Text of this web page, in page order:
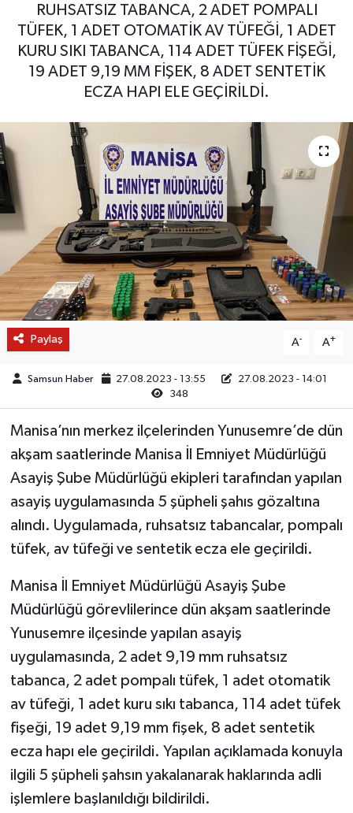
RUHSATSIZ TABANCA, 2 ADET POMPALI
TÜFEK, 1 ADET OTOMATİK AV TÜFEĞİ, 1 ADET
KURU SIKI TABANCA, 114 ADET TÜFEK FİŞEĞİ,
19 ADET 9,19 MM FİŞEK, 8 ADET SENTETİK
ECZA HAPI ELE GEÇİRİLDİ.
Paylaş A- A+
Samsun Haber 27.08.2023 - 13:55
27.08.2023 - 14:01
348
Manisa’nın merkez ilçelerinden Yunusemre’de dün
akşam saatlerinde Manisa İl Emniyet Müdürlüğü
Asayiş Şube Müdürlüğü ekipleri tarafından yapılan
asayiş uygulamasında 5 şüpheli şahıs gözaltına
alındı. Uygulamada, ruhsatsız tabancalar, pompalı
tüfek, av tüfeği ve sentetik ecza ele geçirildi.
Manisa İl Emniyet Müdürlüğü Asayiş Şube
Müdürlüğü görevlilerince dün akşam saatlerinde
Yunusemre ilçesinde yapılan asayiş
uygulamasında, 2 adet 9,19 mm ruhsatsız
tabanca, 2 adet pompalı tüfek, 1 adet otomatik
av tüfeği, 1 adet kuru sıkı tabanca, 114 adet tüfek
fişeği, 19 adet 9,19 mm fişek, 8 adet sentetik
ecza hapı ele geçirildi. Yapılan açıklamada konuyla
ilgili 5 şüpheli şahsın yakalanarak haklarında adli
işlemlere başlanıldığı bildirildi.